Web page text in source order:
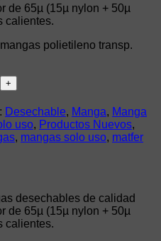
de 65µ (15µ nylon + 50µ
calientes.
polietileno transp.
Desechable, Manga, Manga
uso, Productos Nuevos,
, mangas solo uso, matfer
desechables de calidad
de 65µ (15µ nylon + 50µ
calientes.